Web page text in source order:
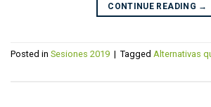
CONTINUE READING →
Posted in Sesiones 2019 | Tagged Alternativas